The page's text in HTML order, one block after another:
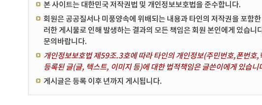
본 사이트는 대한민국 저작권법 및 개인정보보호법을 준수합니다.
회원은 공공질서나 미풍양속에 위배되는 내용과 타인의 저작권을 포함
러한 게시물로 인해 발생하는 결과의 모든 책임은 회원 본인에게 있습
문의바랍니다.
개인정보보호법 제59조.3호에 따라 타인의 개인정보(주민번호,폰번
등록된 글(글, 텍스트, 이미지 등)에 대한 법적책임은 글쓴이에게 있습니
게시글은 등록 이후 년까지 게시됩니다.